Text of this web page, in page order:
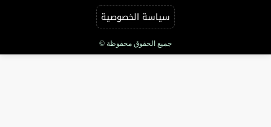
سياسة الخصوصية
جميع الحقوق محفوظة ©